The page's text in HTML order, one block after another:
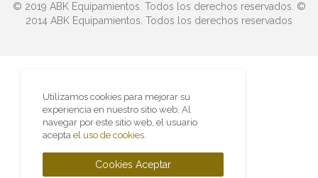
© 2019 ABK Equipamientos. Todos los derechos reservados. ©
2014 ABK Equipamientos. Todos los derechos reservados
Utilizamos cookies para mejorar su
experiencia en nuestro sitio web. Al
navegar por este sitio web, el usuario
acepta el uso de cookies.
Cookies Aceptar